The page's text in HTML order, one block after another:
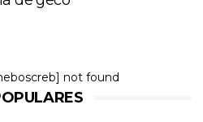
not found